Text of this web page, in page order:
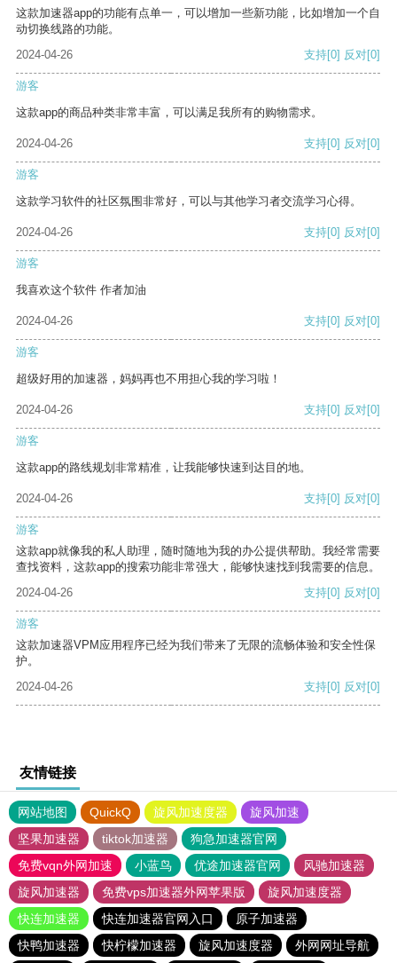
这款加速器app的功能有点单一，可以增加一些新功能，比如增加一个自
动切换线路的功能。
2024-04-26
支持[0] 反对[0]
游客
这款app的商品种类非常丰富，可以满足我所有的购物需求。
2024-04-26 支持[0] 反对[0]
游客
这款学习软件的社区氛围非常好，可以与其他学习者交流学习心得。
2024-04-26 支持[0] 反对[0]
游客
我喜欢这个软件 作者加油
2024-04-26 支持[0] 反对[0]
游客
超级好用的加速器，妈妈再也不用担心我的学习啦！
2024-04-26 支持[0] 反对[0]
游客
这款app的路线规划非常精准，让我能够快速到达目的地。
2024-04-26 支持[0] 反对[0]
游客
这款app就像我的私人助理，随时随地为我的办公提供帮助。我经常需要
查找资料，这款app的搜索功能非常强大，能够快速找到我需要的信息。
2024-04-26
支持[0] 反对[0]
游客
这款加速器VPM应用程序已经为我们带来了无限的流畅体验和安全性保
护。
2024-04-26
支持[0] 反对[0]
友情链接
网站地图 QuickQ 旋风加速度器
旋风加速
坚果加速器
tiktok加速器
狗急加速器官网
免费vqn外网加速
小蓝鸟 优途加速器官网
风驰加速器
旋风加速器
免费vps加速器外网苹果版
旋风加速度器
快连加速器
快连加速器官网入口
原子加速器
快鸭加速器
快柠檬加速器 旋风加速度器 外网网址导航